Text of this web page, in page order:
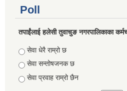
Poll
तपाईंलाई हलेसी तुवाचुङ नगरपालिकाका
Choices
सेवा धेरै राम्रो छ
सेवा सन्तोषजनक छ
सेवा प्रवाह राम्रो छैन